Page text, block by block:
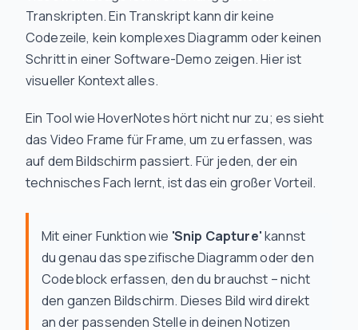
Transkripten. Ein Transkript kann dir keine
Codezeile, kein komplexes Diagramm oder keinen
Schritt in einer Software-Demo zeigen. Hier ist
visueller Kontext alles.
Ein Tool wie HoverNotes hört nicht nur zu; essieht
das Video Frame für Frame, um zu erfassen, was
auf dem Bildschirm passiert. Für jeden, der ein
technisches Fach lernt, ist das ein großer Vorteil.
Mit einer Funktion wie 'Snip Capture'kannst
du genau das spezifische Diagramm oder den
Codeblock erfassen, den du brauchst – nicht
den ganzen Bildschirm. Dieses Bild wird direkt
an der passenden Stelle in deinen Notizen